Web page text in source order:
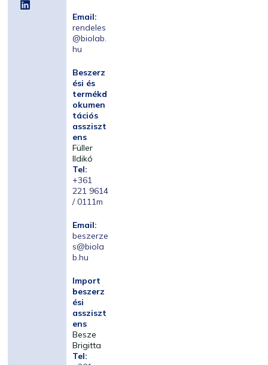
Email:
rendeles
@biolab.
hu
Beszerz
ési és
termékd
okumen
tációs
assziszt
ens
Füller
Ildikó
Tel:
+361
221 9614
/ 0111m
Email:
beszerze
s@biola
b.hu
Import
beszerz
ési
assziszt
ens
Besze
Brigitta
Tel: